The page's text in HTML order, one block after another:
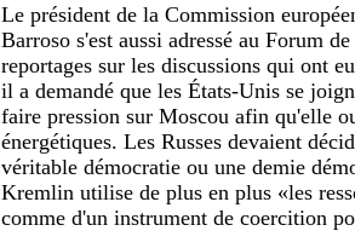
Le président de la Commission
Barroso s'est aussi adressé au Forum
reportages sur les discussions qui ont
il a demandé que les États-Unis se
faire pression sur Moscou afin qu'elle
énergétiques. Les Russes devaient
véritable démocratie ou une demie
Kremlin utilise de plus en plus «les
comme d'un instrument de coercition